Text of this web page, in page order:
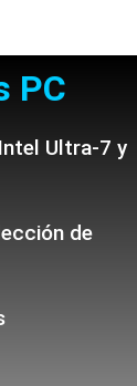
PC
Ultra-7 y
de